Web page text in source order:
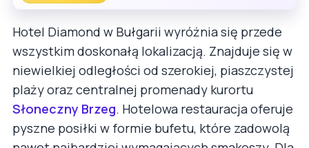
Hotel Diamond w Bułgarii wyróżnia się przede
wszystkim doskonałą lokalizacją. Znajduje się w
niewielkiej odległości od szerokiej, piaszczystej
plaży oraz centralnej promenady kurortu
Słoneczny Brzeg. Hotelowa restauracja oferuje
pyszne posiłki w formie bufetu, które zadowolą